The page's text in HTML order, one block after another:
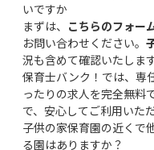
いですか
まずは、
こちらのフォー
お問い合わせください。
況も含めて確認いたします
保育士バンク！では、専
ったりの求人を完全無料
で、安心してご利用いた
子供の家保育園の近くで
る園はありますか？